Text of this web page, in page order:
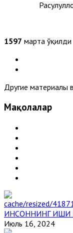
1597 марта ўқилди
Другие материалы
Мақолалар
ИНСОННИНГ ИШИ
Июль 16, 2024